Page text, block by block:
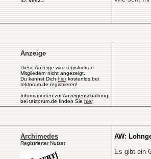
Anzeige
Diese Anzeige wird registrierten
Mitgliedern nicht angezeigt.
Du kannst Dich hierkostenlos bei
tektorum.de registrieren!
Informationen zur Anzeigenschaltung
bei tektorum.de finden Sie hier.
Archimedes
Registrierter Nutzer
AW:
Es gibt ein